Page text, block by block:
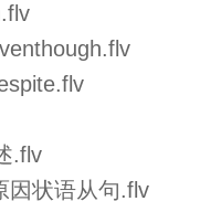
.flv
因状语从句.flv